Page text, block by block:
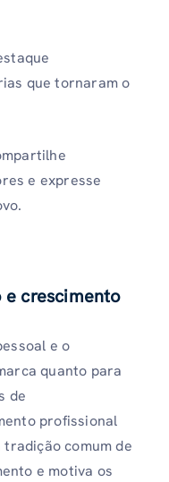
que tornaram o
e expresse
crescimento
e o
quanto para
de
profissional
tradição comum de
e motiva os